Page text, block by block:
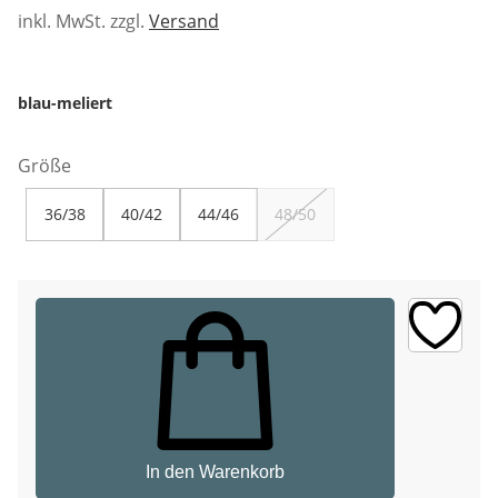
inkl. MwSt. zzgl. Versand
blau-meliert
Größe
36/38 40/42 44/46 48/50
In den Warenkorb